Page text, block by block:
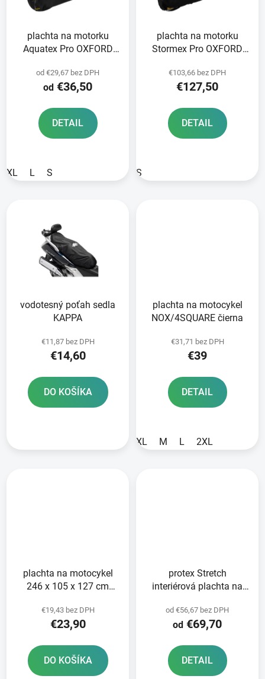
plachta na motorku
Aquatex Pro OXFORD
od €29,67 bez DPH
od €36,50
DETAIL
XL L S
plachta na motorku
Stormex Pro OXFORD
€103,66 bez DPH
€127,50
DETAIL
S
vodotesný poťah sedla
KAPPA
€11,87 bez DPH
€14,60
DO KOŠÍKA
plachta na motocykel
NOX/4SQUARE čierna
€31,71 bez DPH
€39
DETAIL
XL M L 2XL
plachta na motocykel
246 x 105 x 127 cm
univerzálna veľkosť
€19,43 bez DPH
€23,90
DO KOŠÍKA
protex Stretch
interiérová plachta na
modrá
od €56,67 bez DPH
od €69,70
DETAIL